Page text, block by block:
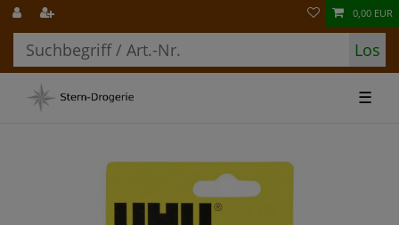
Los
0,00 EUR
☰